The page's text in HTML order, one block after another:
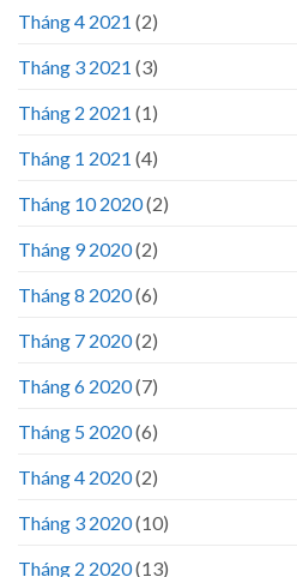
Tháng 4 2021 (2)
Tháng 3 2021 (3)
Tháng 2 2021 (1)
Tháng 1 2021 (4)
Tháng 10 2020(2)
Tháng 9 2020(2)
Tháng 8 2020(6)
Tháng 7 2020(2)
Tháng 6 2020(7)
Tháng 5 2020(6)
Tháng 4 2020(2)
Tháng 3 2020(10)
Tháng 2 2020(13)